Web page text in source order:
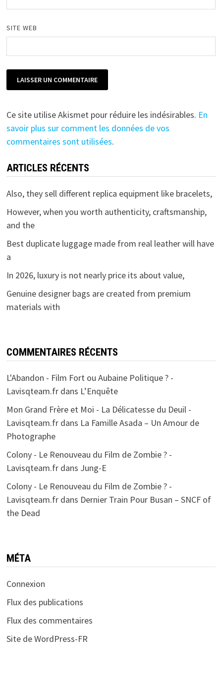
SITE WEB
Ce site utilise Akismet pour réduire les indésirables. En
savoir plus sur comment les données de vos
commentaires sont utilisées.
ARTICLES RÉCENTS
Also, they sell different replica equipment like bracelets,
However, when you worth authenticity, craftsmanship,
and the
Best duplicate luggage made from real leather will have
a
In 2026, luxury is not nearly price its about value,
Genuine designer bags are created from premium
materials with
COMMENTAIRES RÉCENTS
L'Abandon - Film Fort ou Aubaine Politique ? -
Lavisqteam.frdans L’Enquête
Mon Grand Frère et Moi - La Délicatesse du Deuil -
Lavisqteam.frdans La Famille Asada – Un Amour de
Photographe
Colony - Le Renouveau du Film de Zombie ? -
Lavisqteam.frdans Jung-E
Colony - Le Renouveau du Film de Zombie ? -
Lavisqteam.frdans Dernier Train Pour Busan – SNCF of
the Dead
MÉTA
Connexion
Flux des publications
Flux des commentaires
Site de WordPress-FR